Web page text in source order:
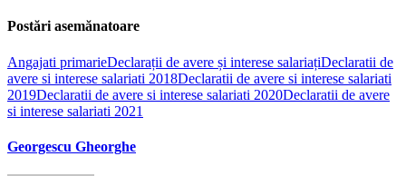
Postări asemănatoare
Angajati primarieDeclarații de avere și interese salariațiDeclaratii de
avere si interese salariati 2018Declaratii de avere si interese salariati
2019Declaratii de avere si interese salariati 2020Declaratii de avere
si interese salariati 2021
Georgescu Gheorghe